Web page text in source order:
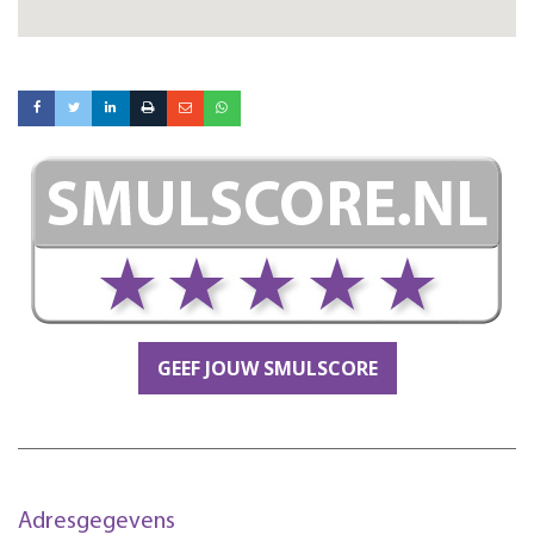
GEEF JOUW SMULSCORE
Adresgegevens